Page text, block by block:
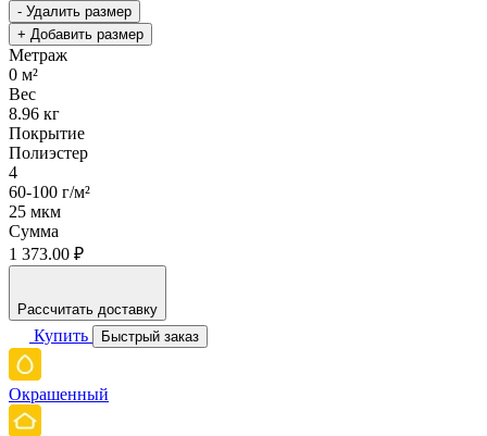
- Удалить размер
+ Добавить размер
Метраж
0 м²
Вес
8.96 кг
Покрытие
Полиэстер
4
60-100 г/м²
25 мкм
Сумма
1 373.00 ₽
Рассчитать доставку
Купить Быстрый заказ
Окрашенный